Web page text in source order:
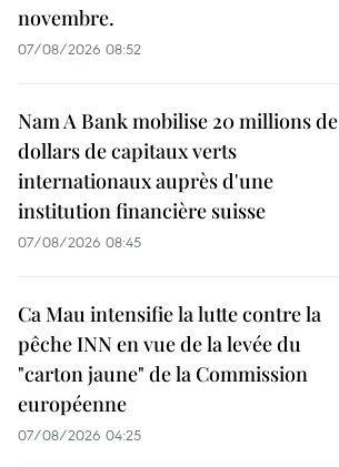
novembre.
07/08/2026 08:52
Nam A Bank mobilise 20 millions de
dollars de capitaux verts
internationaux auprès d'une
institution financière suisse
07/08/2026 08:45
Ca Mau intensifie la lutte contre la
pêche INN en vue de la levée du
"carton jaune" de la Commission
européenne
07/08/2026 04:25